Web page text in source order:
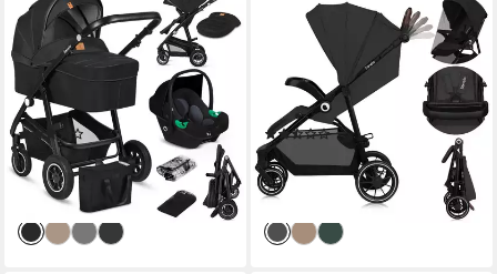
LIONELO
Kombi-Kinderwagen BIANKA
3 IN 1, (Set 3in1),
Erschwinglicher, hochwertiger
Kinderwagen
(154)
299,99 € 399,99 €
-25%
lieferbar - in 2-3 Werktagen bei dir
LIONELO
Kombi-Kinderwagen EMMA
ONE, (Set), Wartungsfreie
Räder/Einhand-
Faltmechanismus/XXL-
Verdeck
(7)
99,99 € 199,99 €
-50%
lieferbar - in 2-3 Werktagen bei dir